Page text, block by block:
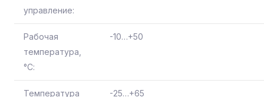
управление:
Рабочая
температура,
°С:
-10…+50
Температура
-25…+65